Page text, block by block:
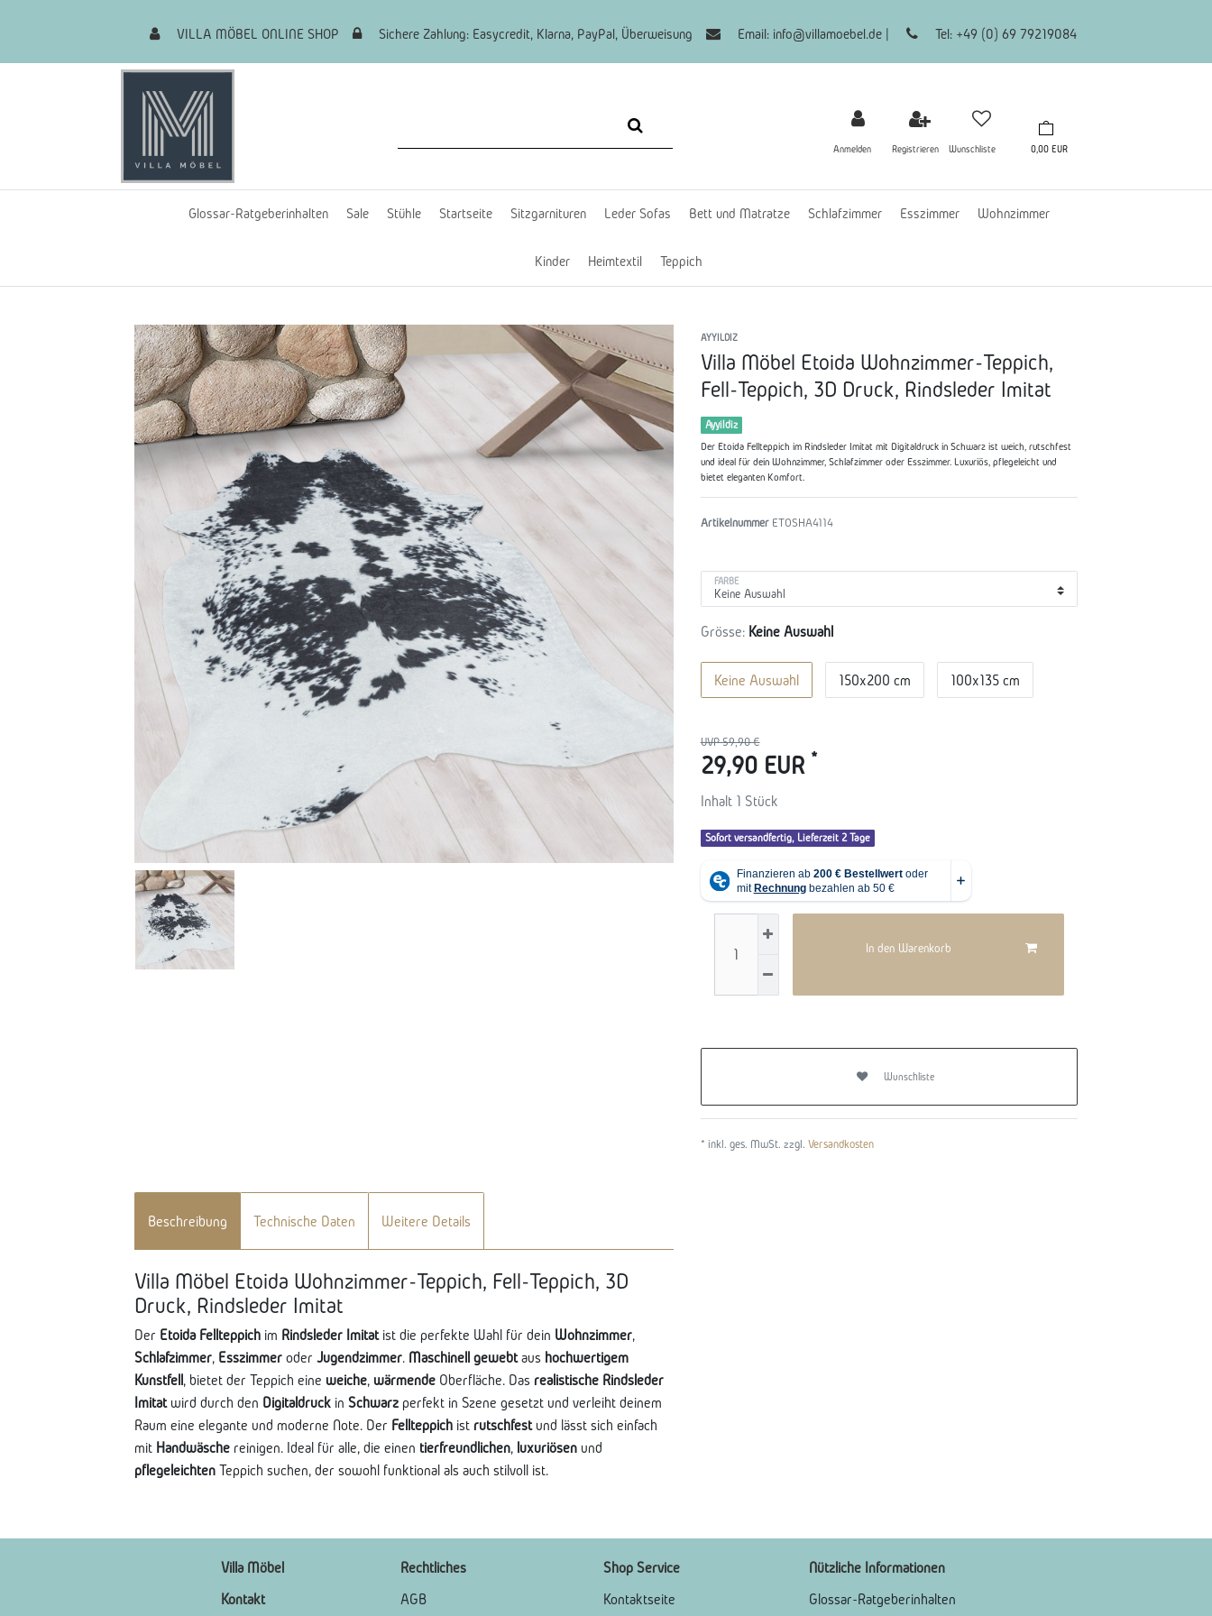
VILLA MÖBEL ONLINE SHOP Sichere Zahlung: Easycredit, Klarna, PayPal, Überweisung Email: info@villamoebel.de | Tel: +49 (0) 69 79219084
Anmelden Registrieren Wunschliste 0,00 EUR
Glossar-Ratgeberinhalten Sale Stühle Startseite Sitzgarnituren Leder Sofas Bett und Matratze Schlafzimmer Esszimmer Wohnzimmer
Kinder Heimtextil Teppich
AYYILDIZ
Villa Möbel Etoida Wohnzimmer-Teppich,
Fell-Teppich, 3D Druck, Rindsleder Imitat
Ayyildiz
Der Etoida Fellteppich im Rindsleder Imitat mit Digitaldruck in Schwarz ist weich, rutschfest
und ideal für dein Wohnzimmer, Schlafzimmer oder Esszimmer. Luxuriös, pflegeleicht und
bietet eleganten Komfort.
Artikelnummer ETOSHA4114
FARBE
Grösse: Keine Auswahl
Keine Auswahl 150x200 cm 100x135 cm
UVP 59,90 €
29,90 EUR *
Inhalt 1 Stück
Sofort versandfertig, Lieferzeit 2 Tage
In den Warenkorb
Wunschliste
* inkl. ges. MwSt. zzgl. Versandkosten
Beschreibung Technische Daten Weitere Details
Villa Möbel Etoida Wohnzimmer-Teppich, Fell-Teppich, 3D
Druck, Rindsleder Imitat
Der Etoida Fellteppich im Rindsleder Imitatist die perfekte Wahl für dein Wohnzimmer,
Schlafzimmer, Esszimmer oderJugendzimmer. Maschinell gewebtaus hochwertigem
Kunstfell, bietet der Teppich eine weiche, wärmende Oberfläche. Das realistische Rindsleder
Imitatwird durch den Digitaldruck inSchwarz perfekt in Szene gesetzt und verleiht deinem
Raum eine elegante und moderne Note. Der Fellteppich ist rutschfestund lässt sich einfach
mit Handwäsche reinigen. Ideal für alle, die einen tierfreundlichen, luxuriösen und
pflegeleichten Teppich suchen, der sowohl funktional als auch stilvoll ist.
Villa Möbel
Kontakt
Rechtliches
AGB
Shop Service
Kontaktseite
Nützliche Informationen
Glossar-Ratgeberinhalten